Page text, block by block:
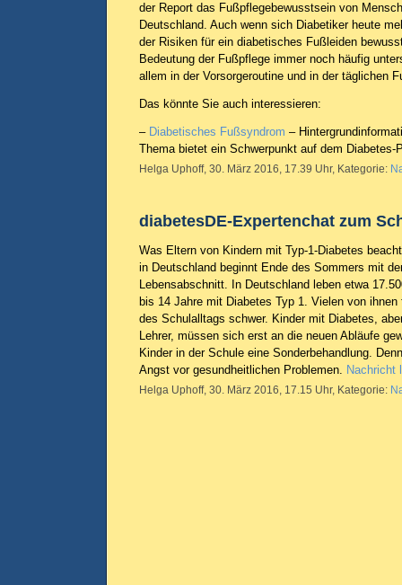
der Report das Fußpflegebewusstsein von
Deutschland. Auch wenn sich Diabetiker heute
der Risiken für ein diabetisches Fußleiden
Bedeutung der Fußpflege immer noch häufig
allem in der Vorsorgeroutine und in der täglichen
Das könnte Sie auch interessieren:
– Diabetisches Fußsyndrom –
Thema bietet ein Schwerpunkt auf dem Diabetes-
Helga Uphoff, 30. März 2016, 17.39 Uhr, Kategorie:
diabetesDE-Expertenchat zum
Was Eltern von Kindern mit Typ-1-Diabetes
in Deutschland beginnt Ende des Sommers mit
Lebensabschnitt. In Deutschland leben etwa
bis 14 Jahre mit Diabetes Typ 1. Vielen von
des Schulalltags schwer. Kinder mit Diabetes,
Lehrer, müssen sich erst an die neuen Abläufe
Kinder in der Schule eine Sonderbehandlung.
Angst vor gesundheitlichen Problemen. Nachricht
Helga Uphoff, 30. März 2016, 17.15 Uhr, Kategorie: